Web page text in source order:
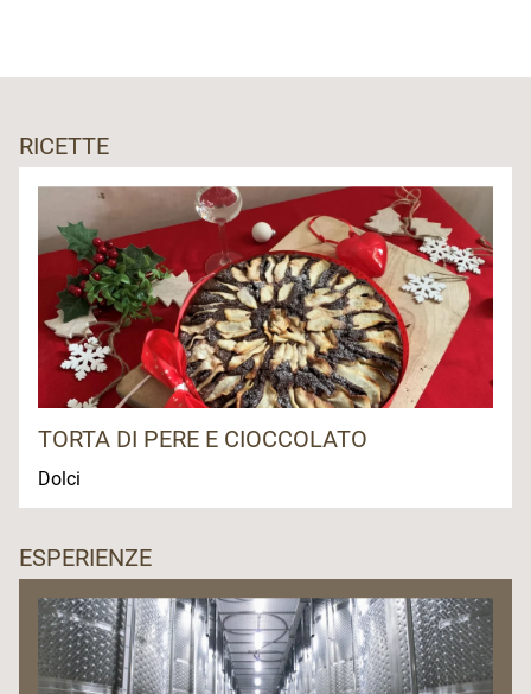
RICETTE
TORTA DI PERE E CIOCCOLATO
Dolci
ESPERIENZE